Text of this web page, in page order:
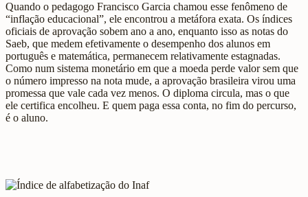
Quando o pedagogo Francisco Garcia chamou esse fenômeno de
“inflação educacional”, ele encontrou a metáfora exata. Os índices
oficiais de aprovação sobem ano a ano, enquanto isso as notas do
Saeb, que medem efetivamente o desempenho dos alunos em
português e matemática, permanecem relativamente estagnadas.
Como num sistema monetário em que a moeda perde valor sem que
o número impresso na nota mude, a aprovação brasileira virou uma
promessa que vale cada vez menos. O diploma circula, mas o que
ele certifica encolheu. E quem paga essa conta, no fim do percurso,
é o aluno.